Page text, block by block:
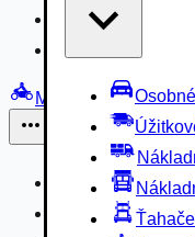
Nákladné
Motocykle
Náhradné
Autobusy